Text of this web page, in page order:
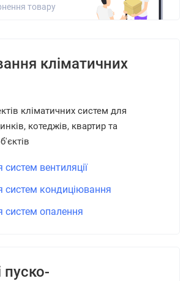
товару
кліматичних
кліматичних систем для
котеджів, квартир та
вентиляції
систем кондиціювання
систем опалення